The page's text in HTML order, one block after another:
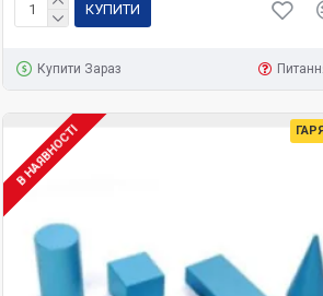
КУПИТИ
Купити Зараз
В НАЯВНОСТІ